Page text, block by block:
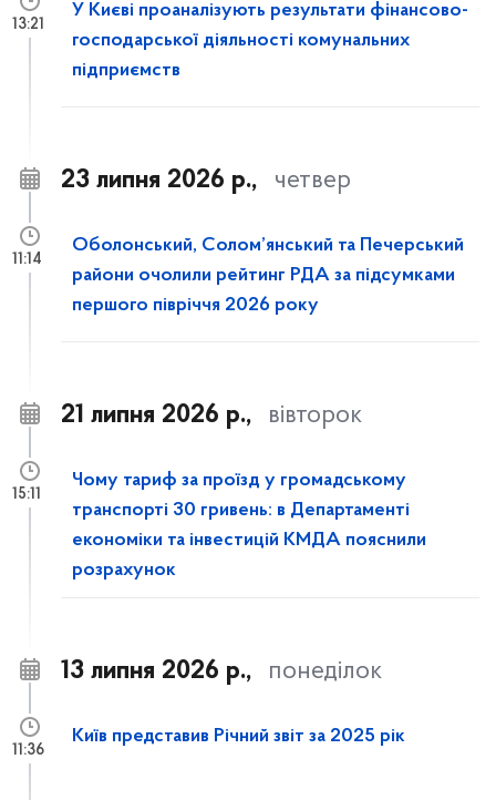
У Києві проаналізують результати фінансово-
господарської діяльності комунальних
підприємств
13:21
23 липня 2026 р., четвер
Оболонський, Солом’янський та Печерський
райони очолили рейтинг РДА за підсумками
першого півріччя 2026 року
11:14
21 липня 2026 р., вівторок
Чому тариф за проїзд у громадському
транспорті 30 гривень: в Департаменті
економіки та інвестицій КМДА пояснили
розрахунок
15:11
13 липня 2026 р., понеділок
Київ представив Річний звіт за 2025 рік
11:36